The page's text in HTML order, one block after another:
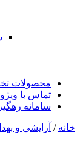
محصولات
تماس با
سامانه
خانه / آرایشی و